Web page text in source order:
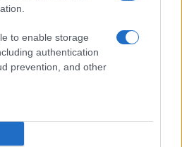
to enable storage
authentication
prevention, and other
αυτοκινητοβιομηχανία